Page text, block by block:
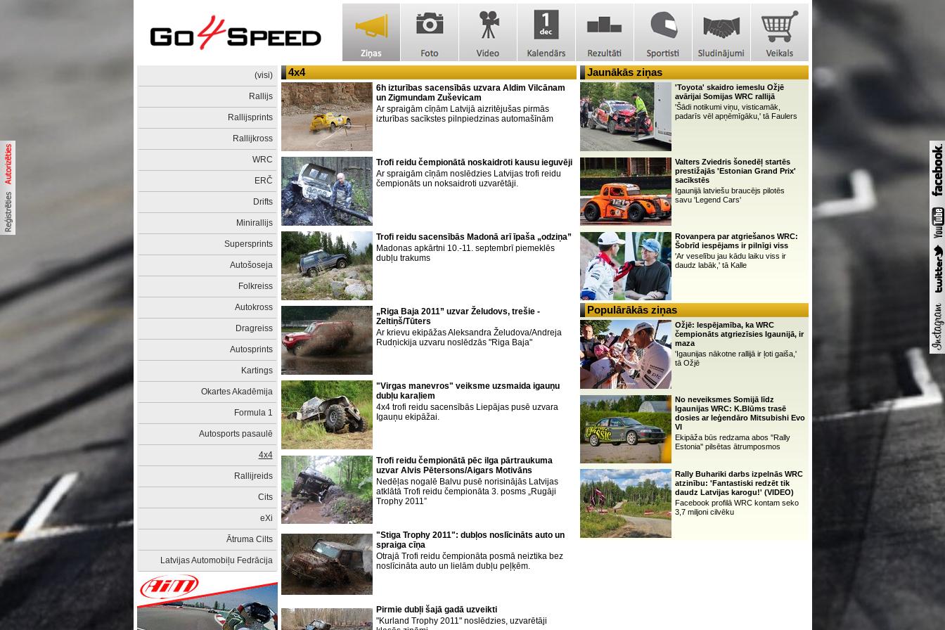
(visi)
Rallijs
Rallijsprints
Rallijkross
WRC
ERČ
Drifts
Minirallijs
Supersprints
Autošoseja
Folkreiss
Autokross
Dragreiss
Autosprints
Kartings
Okartes Akadēmija
Formula 1
Autosports pasaulē
4x4
Rallijreids
Cits
eXi
Ātruma Cilts
Latvijas Automobiļu Fedrācija
4x4
6h izturības sacensībās uzvara Aldim Vilcānam
un Zigmundam Zuševicam
Ar spraigām cīņām Latvijā aizritējušas pirmās
izturības sacīkstes pilnpiedzinas automašīnām
Trofi reidu čempionātā noskaidroti kausu ieguvēji
Ar spraigām cīņām noslēdzies Latvijas trofi reidu
čempionāts un noksaidroti uzvarētāji.
Trofi reidu sacensībās Madonā arī īpaša „odziņa”
Madonas apkārtni 10.-11. septembrī piemeklēs
dubļu trakums
„Riga Baja 2011” uzvar Želudovs, trešie -
Zeltiņš/Tūters
Ar krievu ekipāžas Aleksandra Želudova/Andreja
Rudņickija uzvaru noslēdzās "Riga Baja"
"Virgas manevros" veiksme uzsmaida igauņu
dubļu karaļiem
4x4 trofi reidu sacensībās Liepājas pusē uzvara
Igauņu ekipāžai.
Trofi reidu čempionātā pēc ilga pārtraukuma
uzvar Alvis Pētersons/Aigars Motivāns
Nedēļas nogalē Balvu pusē norisinājās Latvijas
atklātā Trofi reidu čempionāta 3. posms „Rugāji
Trophy 2011”
"Stiga Trophy 2011": dubļos noslīcināts auto un
spraiga cīņa
Otrajā Trofi reidu čempionāta posmā neiztika bez
noslīcināta auto un lielām dubļu peļķēm.
Pirmie dubļi šajā gadā uzveikti
"Kurland Trophy 2011" noslēdzies, uzvarētāji
Jaunākās ziņas
'Toyota' skaidro iemeslu Ožjē
avārijai Somijas WRC rallijā
'Šādi notikumi viņu, visticamāk,
padarīs vēl apņēmīgāku,' tā Faulers
Valters Zviedris šonedēļ startēs
prestižajās 'Estonian Grand Prix'
sacīkstēs
Igaunijā latviešu braucējs pilotēs
savu 'Legend Cars'
Rovanpera par atgriešanos WRC:
Šobrīd iespējams ir pilnīgi viss
'Ar veselību jau kādu laiku viss ir
daudz labāk,' tā Kalle
Populārākās ziņas
Ožjē: Iespējamība, ka WRC
čempionāts atgriezīsies Igaunijā, ir
maza
'Igaunijas nākotne rallijā ir ļoti gaiša,'
tā Ožjē
No neveiksmes Somijā līdz
Igaunijas WRC: K.Blūms trasē
dosies ar leģendāro Mitsubishi Evo
VI
Ekipāža būs redzama abos ''Rally
Estonia'' pilsētas ātrumposmos
Rally Buhariki darbs izpelnās WRC
atzinību: 'Fantastiski redzēt tik
daudz Latvijas karogu!' (VIDEO)
Facebook profilā WRC kontam seko
3,7 miljoni cilvēku